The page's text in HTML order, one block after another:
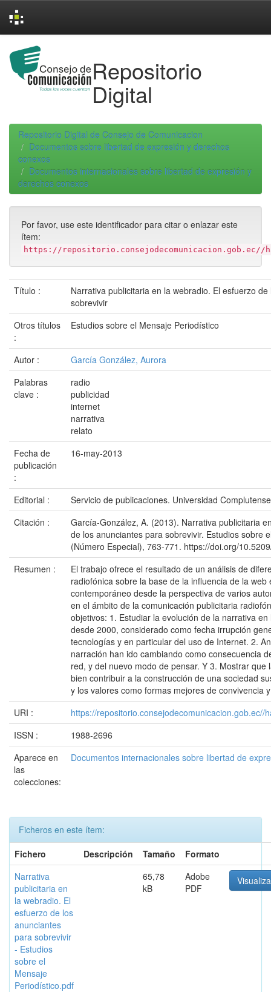
navigation
Repositorio
Digital
Repositorio Digital de Consejo de Comunicacion
Documentos sobre libertad de expresión y derechos
conexos
Documentos internacionales sobre libertad de expresión y
derechos conexos
Por favor, use este identificador para citar o enlazar este
ítem:
https://repositorio.consejodecomunicacion.gob.ec//
Título :
Narrativa publicitaria en la webradio. El esfuerzo
sobrevivir
Otros títulos
:
Estudios sobre el Mensaje Periodístico
Autor :
García González, Aurora
Palabras
clave :
radio
publicidad
internet
narrativa
relato
Fecha de
publicación
:
16-may-2013
Editorial :
Servicio de publicaciones. Universidad
Citación :
García-González, A. (2013). Narrativa publicitaria
de los anunciantes para sobrevivir. Estudios sobre
(Número Especial), 763-771. https://doi.org/
Resumen :
El trabajo ofrece el resultado de un análisis de
radiofónica sobre la base de la influencia de la web
contemporáneo desde la perspectiva de varios
en el ámbito de la comunicación publicitaria
objetivos: 1. Estudiar la evolución de la narrativa
desde 2000, considerado como fecha irrupción
tecnologías y en particular del uso de Internet. 2.
narración han ido cambiando como consecuencia
red, y del nuevo modo de pensar. Y 3. Mostrar que
bien contribuir a la construcción de una sociedad
y los valores como formas mejores de convivencia
URI :
https://repositorio.consejodecomunicacion.gob.ec//
ISSN :
1988-2696
Aparece en
las
colecciones:
Documentos internacionales sobre libertad de
Ficheros en este ítem:
Fichero
Descripción Tamaño
Formato
Narrativa
publicitaria en
la webradio. El
esfuerzo de los
anunciantes
para sobrevivir
- Estudios
sobre el
Mensaje
Periodístico.pdf
65,78
kB
Adobe
PDF